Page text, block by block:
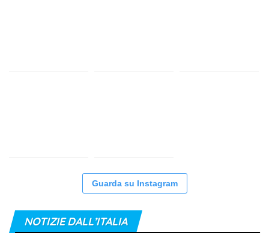
Guarda su Instagram
NOTIZIE DALL’ITALIA